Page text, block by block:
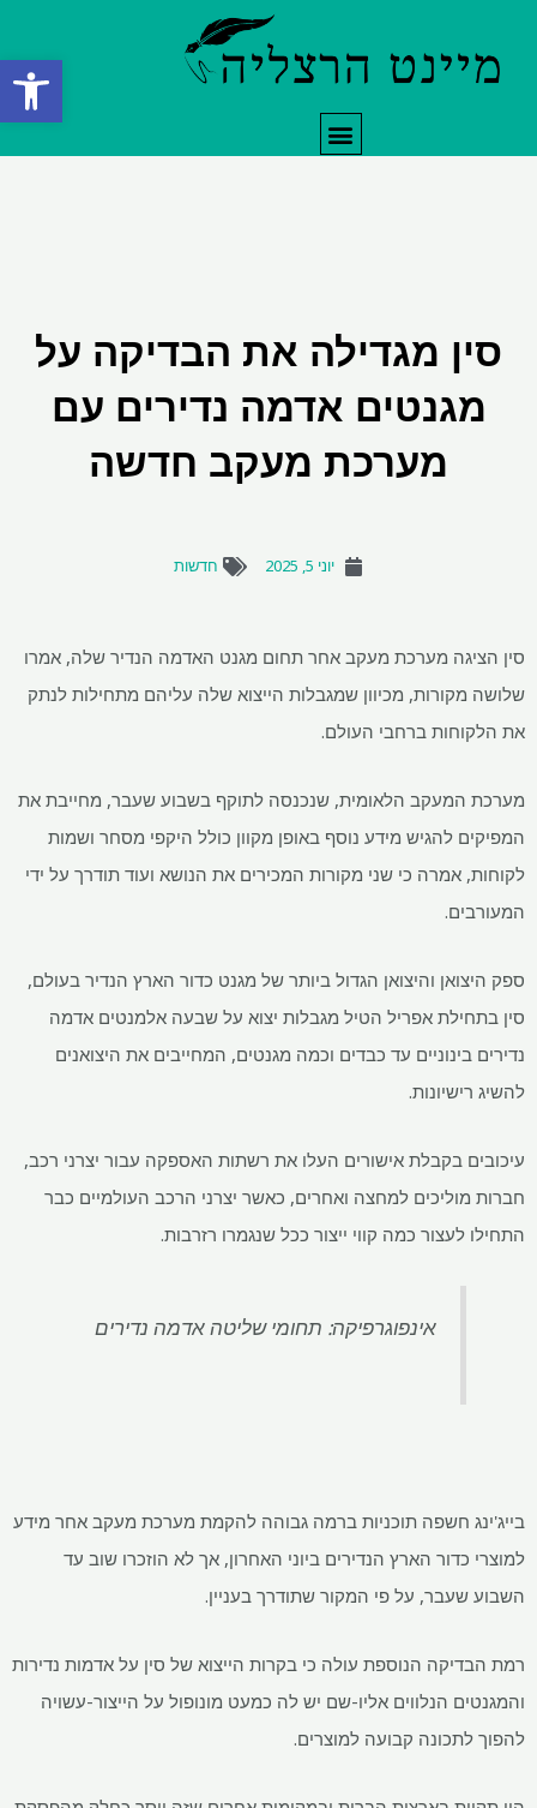
פתח
תפריט
סין מגדילה את הבדיקה על
מגנטים אדמה נדירים עם
מערכת מעקב חדשה
יוני 5, 2025 חדשות
סין הציגה מערכת מעקב אחר תחום מגנט האדמה הנדיר שלה, אמרו
שלושה מקורות, מכיוון שמגבלות הייצוא שלה עליהם מתחילות לנתק
את הלקוחות ברחבי העולם.
מערכת המעקב הלאומית, שנכנסה לתוקף בשבוע שעבר, מחייבת את
המפיקים להגיש מידע נוסף באופן מקוון כולל היקפי מסחר ושמות
לקוחות, אמרה כי שני מקורות המכירים את הנושא ועוד תודרך על ידי
המעורבים.
ספק היצואן והיצואן הגדול ביותר של מגנט כדור הארץ הנדיר בעולם,
סין בתחילת אפריל הטיל מגבלות יצוא על שבעה אלמנטים אדמה
נדירים בינוניים עד כבדים וכמה מגנטים, המחייבים את היצואנים
להשיג רישיונות.
עיכובים בקבלת אישורים העלו את רשתות האספקה ​​עבור יצרני רכב,
חברות מוליכים למחצה ואחרים, כאשר יצרני הרכב העולמיים כבר
התחילו לעצור כמה קווי ייצור ככל שנגמרו רזרבות.
אינפוגרפיקה: תחומי שליטה אדמה נדירים
בייג'ינג חשפה תוכניות ברמה גבוהה להקמת מערכת מעקב אחר מידע
למוצרי כדור הארץ הנדירים ביוני האחרון, אך לא הוזכרו שוב עד
השבוע שעבר, על פי המקור שתודרך בעניין.
רמת הבדיקה הנוספת עולה כי בקרות הייצוא של סין על אדמות נדירות
והמגנטים הנלווים אליו-שם יש לה כמעט מונופול על הייצור-עשויה
להפוך לתכונה קבועה למוצרים.